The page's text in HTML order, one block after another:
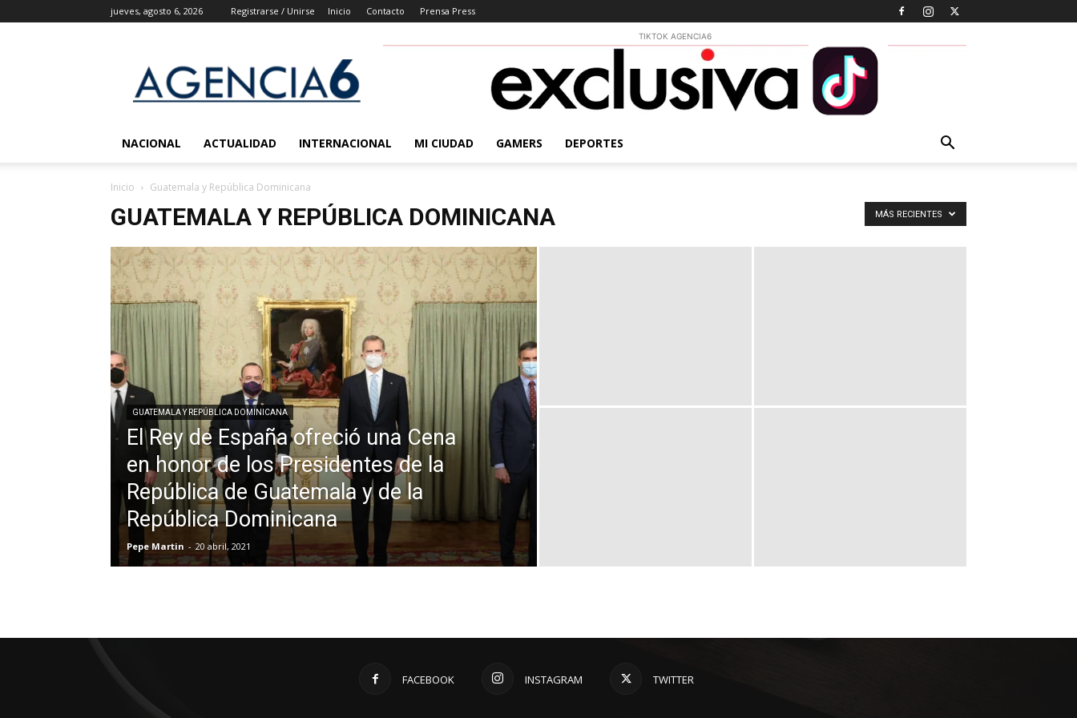
jueves, agosto 6, 2026 Registrarse / Unirse Inicio Contacto Prensa Press
6
Noticias
TIKTOK AGENCIA6
NACIONAL ACTUALIDAD INTERNACIONAL MI CIUDAD GAMERS DEPORTES
Inicio Guatemala y República Dominicana
GUATEMALA Y REPÚBLICA DOMINICANA MÁS RECIENTES
GUATEMALA Y REPÚBLICA DOMINICANA
El Rey de España ofreció una Cena
en honor de los Presidentes de la
República de Guatemala y de la
República Dominicana
Pepe Martin - 20 abril, 2021
FACEBOOK INSTAGRAM TWITTER